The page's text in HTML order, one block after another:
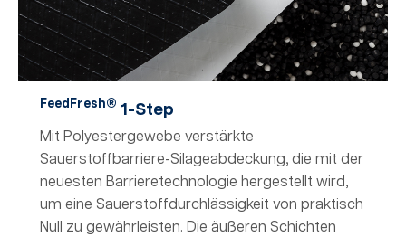
FeedFresh® 1-Step
Mit Polyestergewebe verstärkte
Sauerstoffbarriere-Silageabdeckung, die mit der
neuesten Barrieretechnologie hergestellt wird,
um eine Sauerstoffdurchlässigkeit von praktisch
Null zu gewährleisten. Die äußeren Schichten